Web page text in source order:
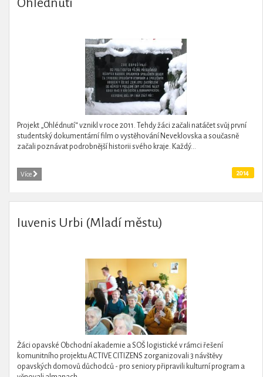
Ohlédnutí
Projekt „Ohlédnutí“ vznikl v roce 2011. Tehdy žáci začali natáčet svůj první
studentský dokumentární film o vystěhování Neveklovska a současně
začali poznávat podrobnější historii svého kraje. Každý...
Více 2014
Iuvenis Urbi (Mladí městu)
Žáci opavské Obchodní akademie a SOŠ logistické v rámci řešení
komunitního projektu ACTIVE CITIZENS zorganizovali 3 návštěvy
opavských domovů důchodců - pro seniory připravili kulturní program a